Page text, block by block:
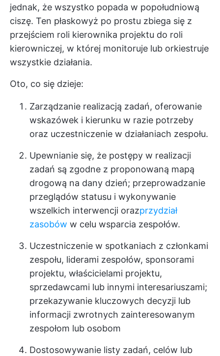
jednak, że wszystko popada w popołudniową
ciszę. Ten płaskowyż po prostu zbiega się z
przejściem roli kierownika projektu do roli
kierowniczej, w której monitoruje lub orkiestruje
wszystkie działania.
Oto, co się dzieje:
Zarządzanie realizacją zadań, oferowanie
wskazówek i kierunku w razie potrzeby
oraz uczestniczenie w działaniach zespołu.
Upewnianie się, że postępy w realizacji
zadań są zgodne z proponowaną mapą
drogową na dany dzień; przeprowadzanie
przeglądów statusu i wykonywanie
wszelkich interwencji orazprzydział
zasobów w celu wsparcia zespołów.
Uczestniczenie w spotkaniach z członkami
zespołu, liderami zespołów, sponsorami
projektu, właścicielami projektu,
sprzedawcami lub innymi interesariuszami;
przekazywanie kluczowych decyzji lub
informacji zwrotnych zainteresowanym
zespołom lub osobom
Dostosowywanie listy zadań, celów lub